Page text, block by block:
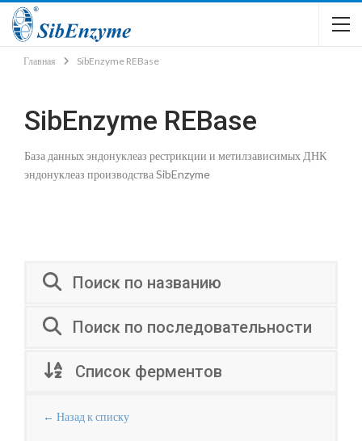
Главная SibEnzyme REBase
SibEnzyme REBase
База данных эндонуклеаз рестрикции и метилзависимых ДНК
эндонуклеаз производства SibEnzyme
Поиск по названию
Поиск по последовательности
Список ферментов
← Назад к списку